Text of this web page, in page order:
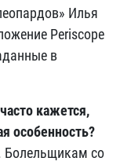
Илья
Periscope
в
кажется,
особенность?
Болельщикам со